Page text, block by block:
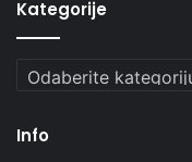
Kategorije
Kategorije
Info